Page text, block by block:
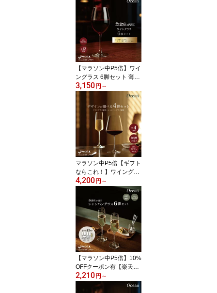
【マラソン中P5倍】ワイ
ングラス 6脚セット 薄い
飲み口 食洗器対応 おし
ゃれ 高級感 赤ワイン 白
ワイン Ocean 飲食店 レ
ストラン 業務用 ギフト
プレゼント 楽天ランキン
グ10冠
3,150円 ～
マラソン中P5倍【ギフト
ならこれ！】ワイングラ
ス シャンパングラス 4脚
セット 食洗器対応 薄い
飲み口 おしゃれ 高級感
赤ワイン 白ワイン Ocea
n ギフト プレゼント 贈り
物 結婚祝い 新築祝い ギ
フトボックス入り 飲食店
オーシャングラス
4,200円 ～
【マラソン中P5倍】10%
OFFクーポン有【楽天ラ
ンキング10冠達成】シャ
ンパングラス ワイングラ
2,210円 ～